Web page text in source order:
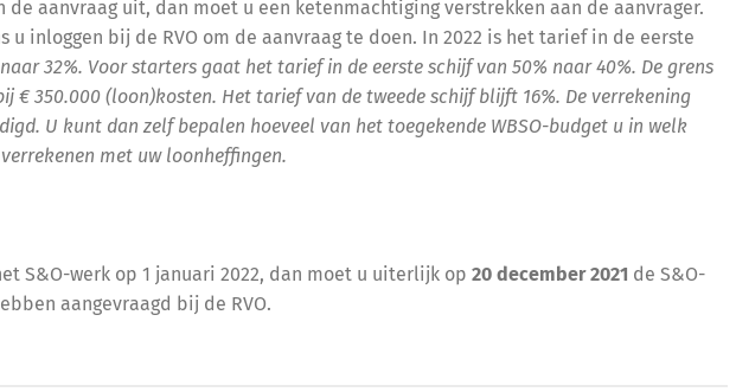
de aanvraag uit, dan moet u een ketenmachtiging verstrekken aan de aanvrager.
u inloggen bij de RVO om de aanvraag te doen. In 2022 is het tarief in de eerste
32%. Voor starters gaat het tarief in de eerste schijf van 50% naar 40%. De grens
€ 350.000 (loon)kosten. Het tarief van de tweede schijf blijft 16%. De verrekening
U kunt dan zelf bepalen hoeveel van het toegekende WBSO-budget u in welk
met uw loonheffingen.
S&O-werk op 1 januari 2022, dan moet u uiterlijk op 20 december 2021 de S&O-
aangevraagd bij de RVO.